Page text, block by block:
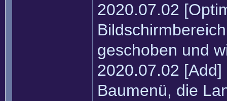
2020.07.02
geschoben und
2020.07.02
Baumenü, die